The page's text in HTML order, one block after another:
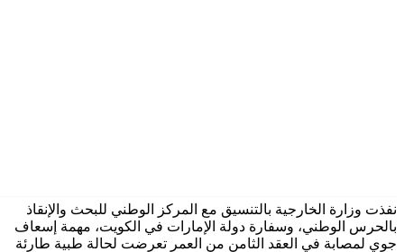
نفذت وزارة الخارجية بالتنسيق مع المركز الوطني للبحث والإنقاذ
بالحرس الوطني، وسفارة دولة الإمارات في الكويت، مهمة إسعاف
جوي لمصابة في العقد الثامن من العمر تعرضت لحالة طبية طارئة